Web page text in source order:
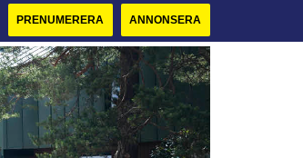
PRENUMERERA ANNONSERA